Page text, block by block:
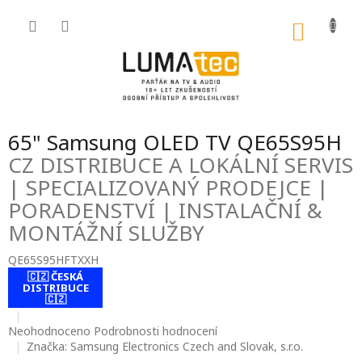
65" Samsung OLED TV QE65S95H
CZ DISTRIBUCE A LOKÁLNÍ SERVIS
| SPECIALIZOVANÝ PRODEJCE |
PORADENSTVÍ | INSTALAČNÍ &
MONTÁŽNÍ SLUŽBY
QE65S95HFTXXH
🇨🇿 ČESKÁ
DISTRIBUCE
🇨🇿
Průměrné
hodnocení
Neohodnoceno Podrobnosti hodnocení
Značka: Samsung Electronics Czech and Slovak, s.r.o.